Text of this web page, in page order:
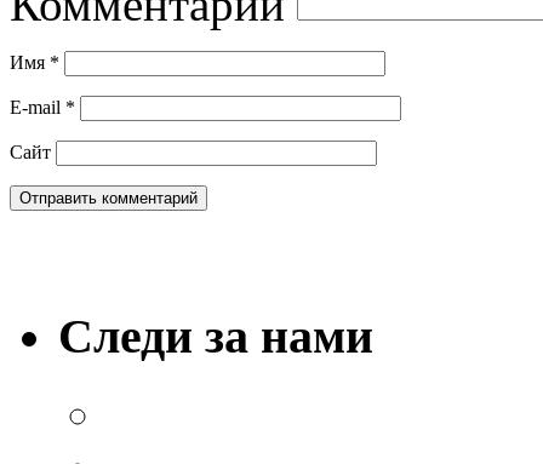
Имя *
E-mail *
Сайт
Следи за нами